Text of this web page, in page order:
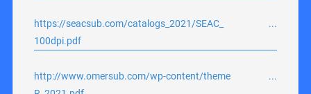
https://seacsub.com/catalogs_2021/SEAC_ ...
100dpi.pdf
http://www.omersub.com/wp-content/theme ...